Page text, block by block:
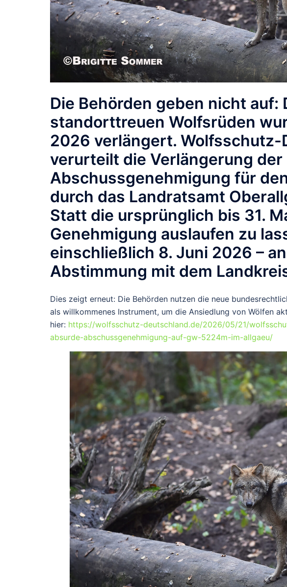
Die Behörden geben nicht auf:
standorttreuen Wolfsrüden
2026 verlängert. Wolfsschutz-
verurteilt die Verlängerung
Abschussgenehmigung für
durch das Landratsamt
Statt die ursprünglich bis 31.
Genehmigung auslaufen zu
einschließlich 8. Juni 2026 –
Abstimmung mit dem
Dies zeigt erneut: Die Behörden nutzen die neue
als willkommenes Instrument, um die Ansiedlung von Wölfen
hier: https://wolfsschutz-deutschland.de/2026/05/21/
absurde-abschussgenehmigung-auf-gw-5224m-im-allgaeu/